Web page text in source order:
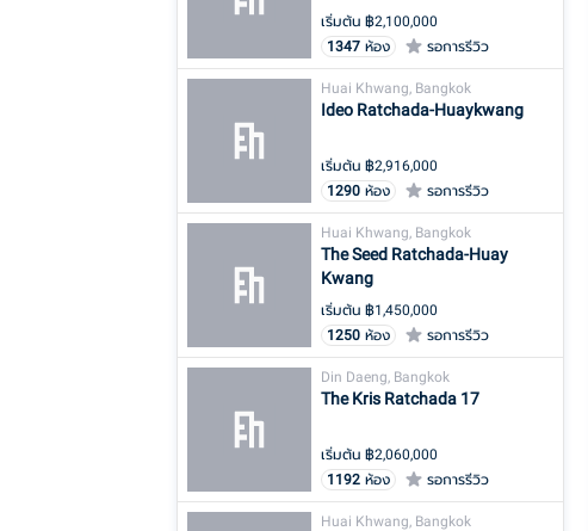
เริ่มต้น ฿2,100,000
1347 ห้อง รอการรีวิว
Huai Khwang, Bangkok
Ideo Ratchada-Huaykwang
เริ่มต้น ฿2,916,000
1290 ห้อง รอการรีวิว
Huai Khwang, Bangkok
The Seed Ratchada-Huay
Kwang
เริ่มต้น ฿1,450,000
1250 ห้อง รอการรีวิว
Din Daeng, Bangkok
The Kris Ratchada 17
เริ่มต้น ฿2,060,000
1192 ห้อง รอการรีวิว
Huai Khwang, Bangkok